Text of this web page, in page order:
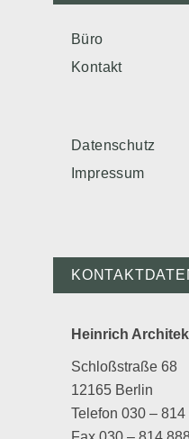
Büro
Kontakt
Datenschutz
Impressum
Heinrich
Schloßstraße 68
12165 Berlin
Telefon 030 –